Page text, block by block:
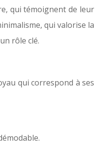
qui témoignent de leur
qui valorise la
rôle clé.
qui correspond à ses